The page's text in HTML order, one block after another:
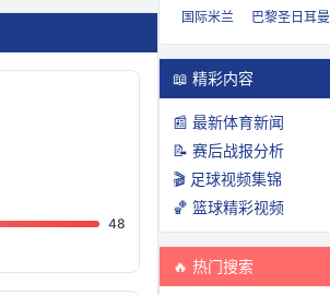
48
国际米兰
巴黎圣日耳曼
📖 精彩内容
📰 最新体育新闻
📝 赛后战报分析
🎬 足球视频集锦
🏀 篮球精彩视频
🔥 热门搜索